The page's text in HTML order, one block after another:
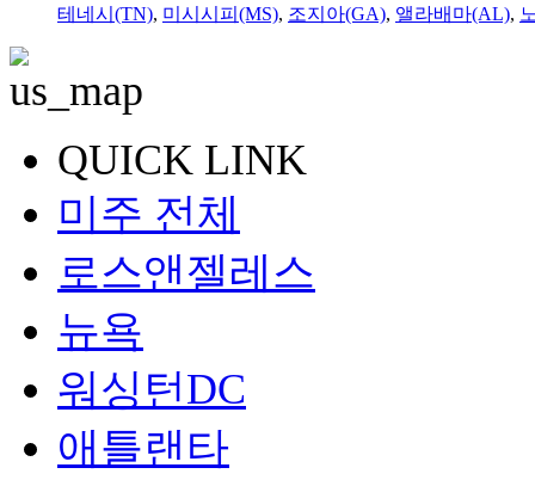
테네시(TN), 미시시피(MS), 조지아(GA), 앨라배마(AL),
QUICK LINK
미주 전체
로스앤젤레스
뉴욕
워싱턴DC
애틀랜타